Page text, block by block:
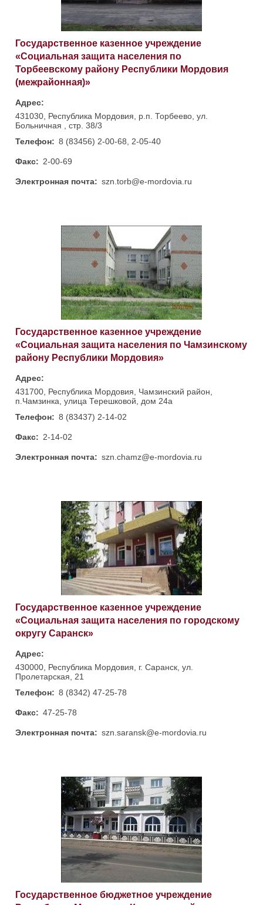
Государственное казенное учреждение
«Социальная защита населения по
Торбеевскому району Республики Мордовия
(межрайонная)»
Адрес:
431030, Республика Мордовия, р.п. Торбеево, ул.
Больничная , стр. 38/3
Телефон: 8 (83456) 2-00-68, 2-05-40
Факс: 2-00-69
Электронная почта: szn.torb@e-mordovia.ru
Государственное казенное учреждение
«Социальная защита населения по Чамзинскому
району Республики Мордовия»
Адрес:
431700, Республика Мордовия, Чамзинский район,
п.Чамзинка, улица Терешковой, дом 24а
Телефон: 8 (83437) 2-14-02
Факс: 2-14-02
Электронная почта: szn.chamz@e-mordovia.ru
Государственное казенное учреждение
«Социальная защита населения по городскому
округу Саранск»
Адрес:
430000, Республика Мордовия, г. Саранск, ул.
Пролетарская, 21
Телефон: 8 (8342) 47-25-78
Факс: 47-25-78
Электронная почта: szn.saransk@e-mordovia.ru
Государственное бюджетное учреждение